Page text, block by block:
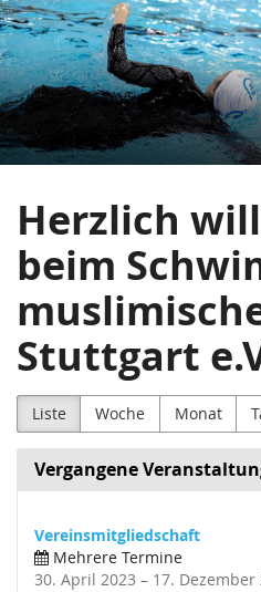
Zum
Haupt-
Inhalt
springen
Muslimischer
Frauen
Stuttgart
Herzlich
beim
Stuttgart
Liste Woche Monat
Vergangene
Vereinsmitgliedschaft
Mehrere Termine
30. April 2023 –bis
17. Dezember